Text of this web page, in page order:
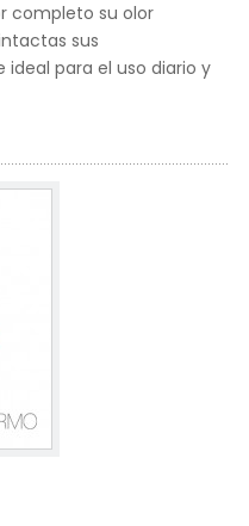
completo su olor
sus
ideal para el uso diario y